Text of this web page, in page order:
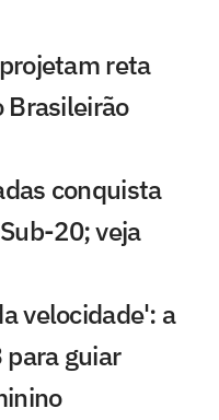
reta
Brasileirão
conquista
20; veja
velocidade': a
guiar